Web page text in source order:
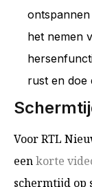
het nemen
rust en doe
Voor RTL
eenkorte
schermtijd op